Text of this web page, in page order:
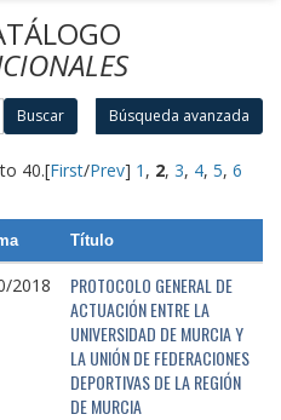
Buscar Búsqueda avanzada
40.[First/Prev] 1 , 2, 3, 4, 5, 6
Título
2018
PROTOCOLO GENERAL DE
ACTUACIÓN ENTRE LA
UNIVERSIDAD DE MURCIA Y
LA UNIÓN DE FEDERACIONES
DEPORTIVAS DE LA REGIÓN
DE MURCIA